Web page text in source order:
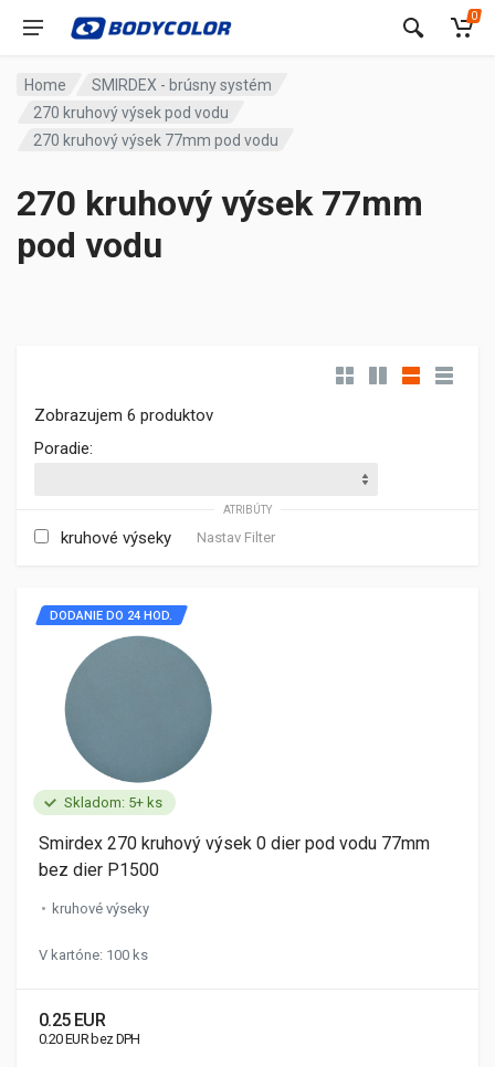
0
Home
SMIRDEX - brúsny systém
270 kruhový výsek pod vodu
270 kruhový výsek 77mm pod vodu
270 kruhový výsek 77mm
pod vodu
Zobrazujem 6 produktov
Poradie:
ATRIBÚTY
kruhové výseky Nastav Filter
Skladom: 5+ ks
DODANIE DO 24 HOD.
Smirdex 270 kruhový výsek 0 dier pod vodu 77mm
bez dier P1500
kruhové výseky
V kartóne: 100 ks
0.25 EUR
0.20 EUR bez DPH